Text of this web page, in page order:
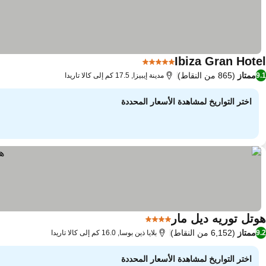
Ibiza Gran Hotel5 عدد النجوم
9.1ممتاز (865 من النقاط) مدينة إيبيزا, 17.5 كم إلى كالا تاريدا
اختر التواريخ لمشاهدة الأسعار المحددة
هوتل توريه ديل مار 4 عدد النجوم
9.2ممتاز (6,152 من النقاط) بلايا ذين بوسا, 16.0 كم إلى كالا تاريدا
اختر التواريخ لمشاهدة الأسعار المحددة